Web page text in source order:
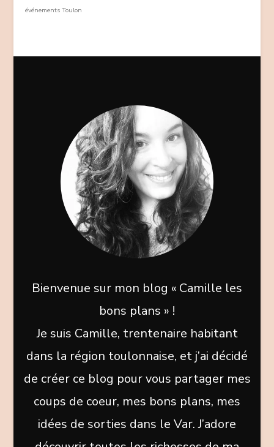
événements Toulon
Bienvenue sur mon blog « Camille les
bons plans » !
Je suis Camille, trentenaire habitant
dans la région toulonnaise, et j’ai décidé
de créer ce blog pour vous partager mes
coups de coeur, mes bons plans, mes
idées de sorties dans le Var. J’adore